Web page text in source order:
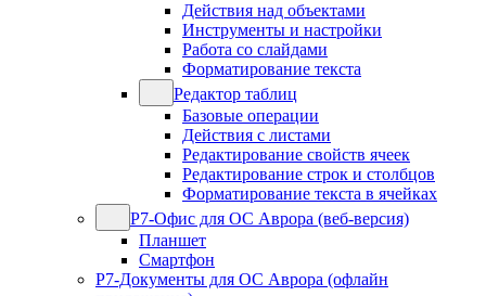
Действия над объектами
Инструменты и настройки
Работа со слайдами
Форматирование текста
Редактор таблиц
Базовые операции
Действия с листами
Редактирование свойств ячеек
Редактирование строк и столбцов
Форматирование текста в ячейках
Р7-Офис для ОС Аврора (веб-версия)
Планшет
Смартфон
Р7-Документы для ОС Аврора (офлайн